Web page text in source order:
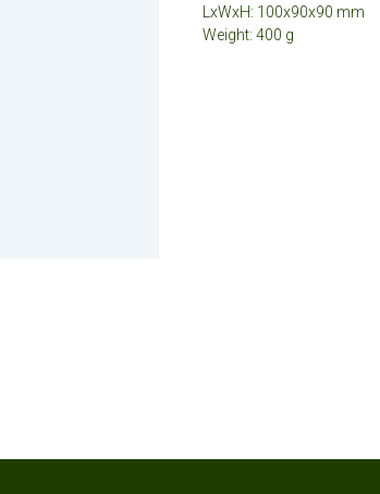
LxWxH: 100x90x90 mm
Weight: 400 g